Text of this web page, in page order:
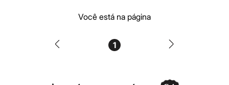
Cuidados com o rosto
Protetor solar
Você está na página
1